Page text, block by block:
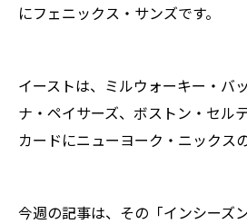
にフェニックス・サンズです。
イーストは、ミルウォーキー・バ
ナ・ペイサーズ、ボストン・セル
カードにニューヨーク・ニックス
今週の記事は、その「インシーズ